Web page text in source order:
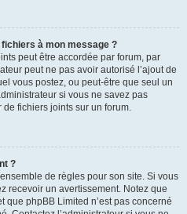
à mon message ?
peut être accordée par forum, par
peut ne pas avoir autorisé l’ajout de
vous postez, ou peut-être que seul un
si vous ne savez pas
fichiers joints sur un forum.
?
de règles pour son site. Si vous
recevoir un avertissement. Notez que
que phpBB Limited n’est pas concerné